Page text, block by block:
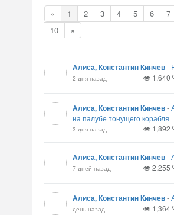
« 1 2 3 4 5 6 7
10
»
Алиса, Константин Кинчев-
2 дня назад 1,640
Алиса, Константин Кинчев-
на палубе тонущего корабля
3 дня назад 1,892
Алиса, Константин Кинчев-
7 дней назад 2,255
Алиса, Константин Кинчев-
день назад 1,364